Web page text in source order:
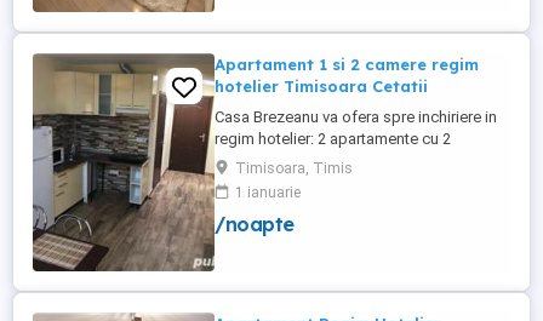
Apartament 1 si 2 camere regim
hotelier Timisoara Cetatii
Casa Brezeanu va ofera spre inchiriere in
regim hotelier: 2 apartamente cu 2
dormitoare, baie si bucatarie proprie. (4
locuri cazare in fiecare apartament) 1
apartament cu 1 dormitor, baie si
bucatarie proprie. (3 locuri cazare) Fiecare
Timisoara, Timis
1 ianuarie
/noapte